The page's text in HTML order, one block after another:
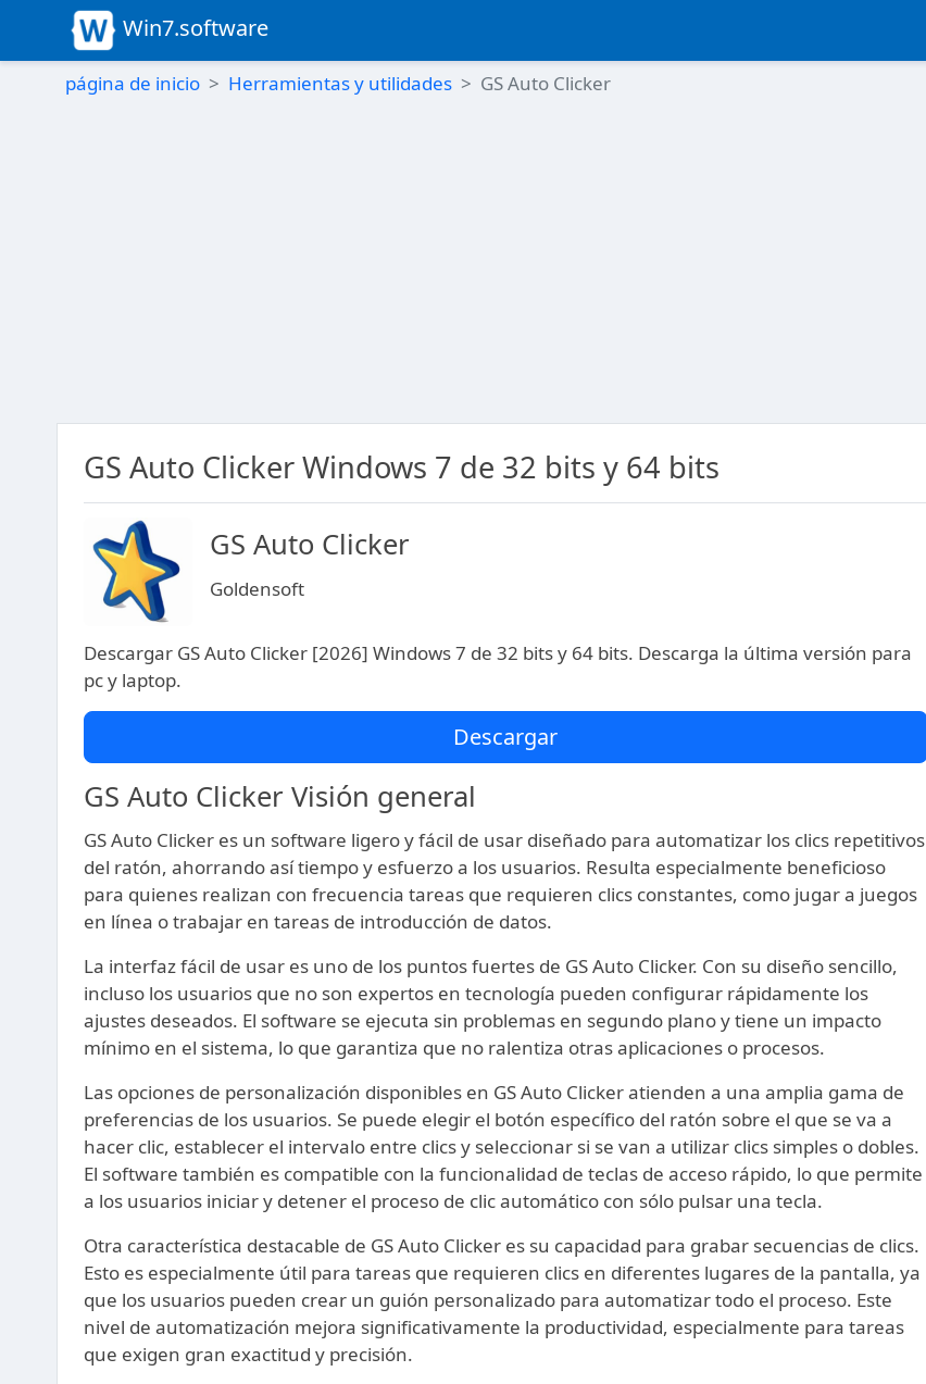
Win7.software
página de inicio Herramientas y utilidades GS Auto Clicker
GS Auto Clicker Windows 7 de 32 bits y 64 bits
GS Auto Clicker
Goldensoft
Descargar GS Auto Clicker [2026] Windows 7 de 32 bits y 64 bits. Descarga la última versión para
pc y laptop.
Descargar
GS Auto Clicker Visión general
GS Auto Clicker es un software ligero y fácil de usar diseñado para automatizar los clics repetitivos
del ratón, ahorrando así tiempo y esfuerzo a los usuarios. Resulta especialmente beneficioso
para quienes realizan con frecuencia tareas que requieren clics constantes, como jugar a juegos
en línea o trabajar en tareas de introducción de datos.
La interfaz fácil de usar es uno de los puntos fuertes de GS Auto Clicker. Con su diseño sencillo,
incluso los usuarios que no son expertos en tecnología pueden configurar rápidamente los
ajustes deseados. El software se ejecuta sin problemas en segundo plano y tiene un impacto
mínimo en el sistema, lo que garantiza que no ralentiza otras aplicaciones o procesos.
Las opciones de personalización disponibles en GS Auto Clicker atienden a una amplia gama de
preferencias de los usuarios. Se puede elegir el botón específico del ratón sobre el que se va a
hacer clic, establecer el intervalo entre clics y seleccionar si se van a utilizar clics simples o dobles.
El software también es compatible con la funcionalidad de teclas de acceso rápido, lo que permite
a los usuarios iniciar y detener el proceso de clic automático con sólo pulsar una tecla.
Otra característica destacable de GS Auto Clicker es su capacidad para grabar secuencias de clics.
Esto es especialmente útil para tareas que requieren clics en diferentes lugares de la pantalla, ya
que los usuarios pueden crear un guión personalizado para automatizar todo el proceso. Este
nivel de automatización mejora significativamente la productividad, especialmente para tareas
que exigen gran exactitud y precisión.